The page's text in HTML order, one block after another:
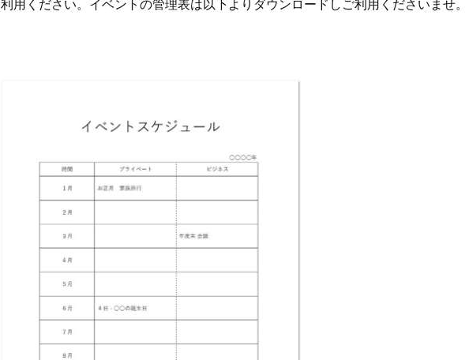
利用ください。イベントの管理表は以下よりダウンロードしご利用くださいませ